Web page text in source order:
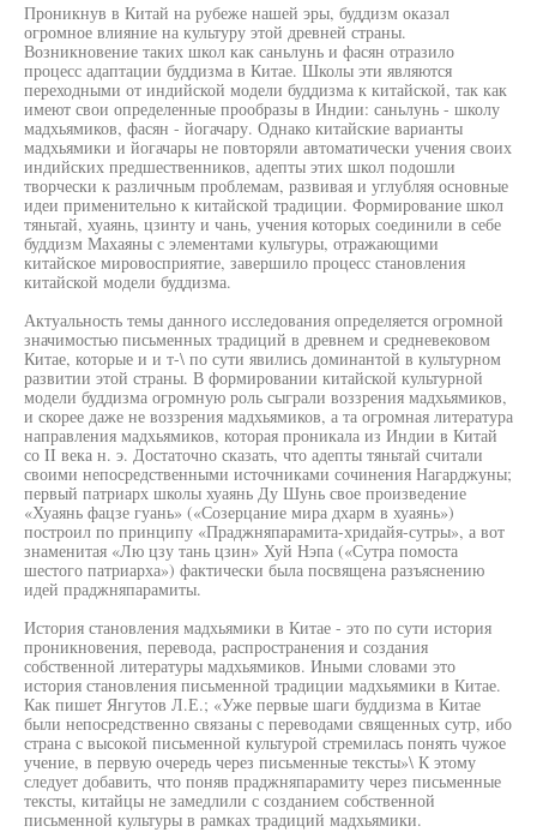
Проникнув в Китай на рубеже нашей эры, буддизм оказал
огромное влияние на культуру этой древней страны.
Возникновение таких школ как саньлунь и фасян отразило
процесс адаптации буддизма в Китае. Школы эти являются
переходными от индийской модели буддизма к китайской, так как
имеют свои определенные прообразы в Индии: саньлунь - школу
мадхьямиков, фасян - йогачару. Однако китайские варианты
мадхьямики и йогачары не повторяли автоматически учения своих
индийских предшественников, адепты этих школ подошли
творчески к различным проблемам, развивая и углубляя основные
идеи применительно к китайской традиции. Формирование школ
тяньтай, хуаянь, цзинту и чань, учения которых соединили в себе
буддизм Махаяны с элементами культуры, отражающими
китайское мировосприятие, завершило процесс становления
китайской модели буддизма.
Актуальность темы данного исследования определяется огромной
значимостью письменных традиций в древнем и средневековом
Китае, которые и и т-\ по сути явились доминантой в культурном
развитии этой страны. В формировании китайской культурной
модели буддизма огромную роль сыграли воззрения мадхьямиков,
и скорее даже не воззрения мадхьямиков, а та огромная литература
направления мадхьямиков, которая проникала из Индии в Китай
со II века н. э. Достаточно сказать, что адепты тяньтай считали
своими непосредственными источниками сочинения Нагарджуны;
первый патриарх школы хуаянь Ду Шунь свое произведение
«Хуаянь фацзе гуань» («Созерцание мира дхарм в хуаянь»)
построил по принципу «Праджняпарамита-хридайя-сутры», а вот
знаменитая «Лю цзу тань цзин» Хуй Нэпа («Сутра помоста
шестого патриарха») фактически была посвящена разъяснению
идей праджняпарамиты.
История становления мадхьямики в Китае - это по сути история
проникновения, перевода, распространения и создания
собственной литературы мадхьямиков. Иными словами это
история становления письменной традиции мадхьямики в Китае.
Как пишет Янгутов Л.Е.; «Уже первые шаги буддизма в Китае
были непосредственно связаны с переводами священных сутр, ибо
страна с высокой письменной культурой стремилась понять чужое
учение, в первую очередь через письменные тексты»\ К этому
следует добавить, что поняв праджняпарамиту через письменные
тексты, китайцы не замедлили с созданием собственной
письменной культуры в рамках традиций мадхьямики.